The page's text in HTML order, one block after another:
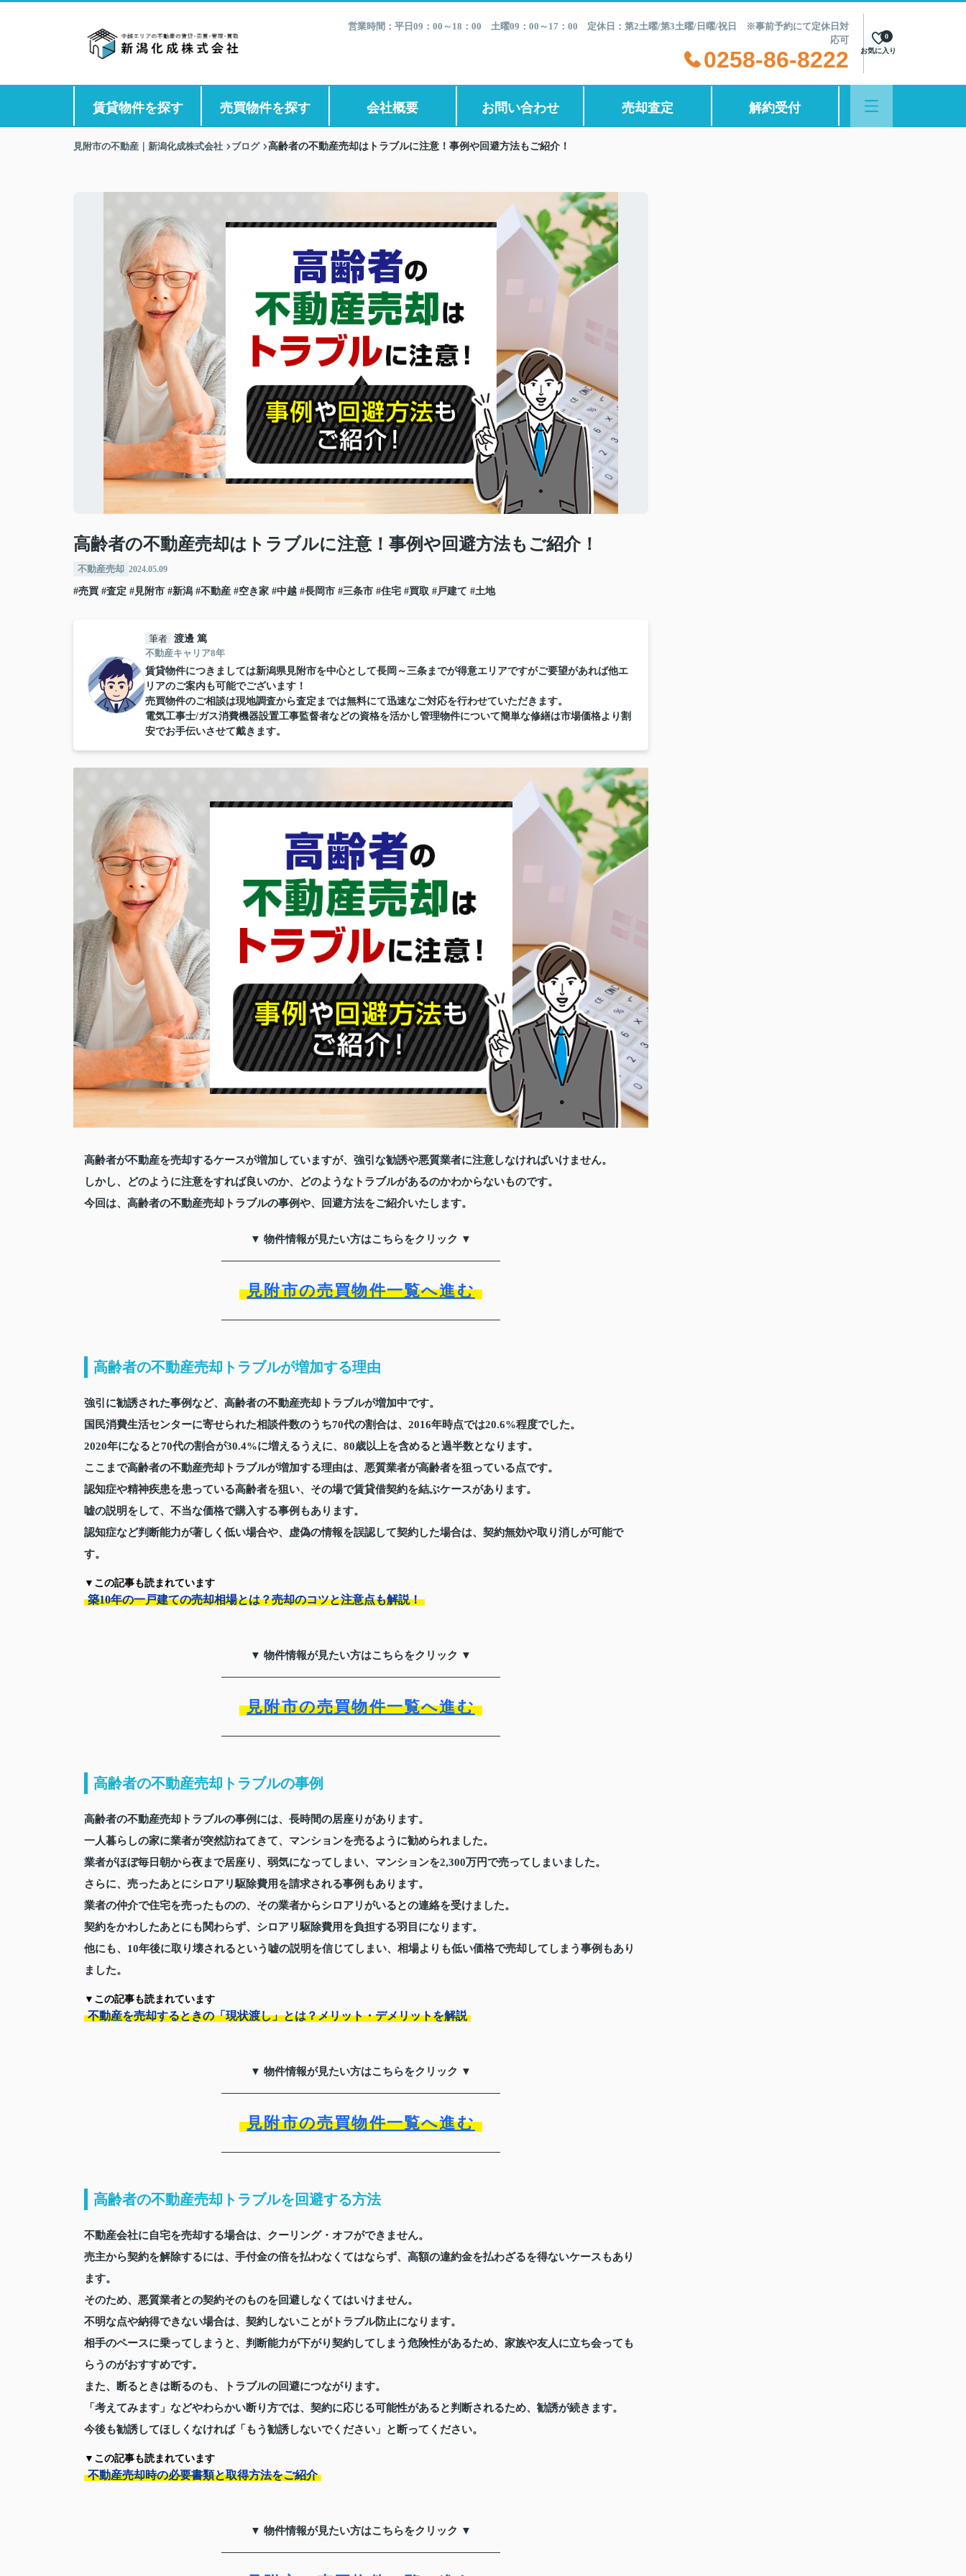
営業時間：平日09：00～18：00 土曜09：00～17：00 定休日：第2土曜/第3土曜/日曜/祝日 ※事前予約にて定休日対
応可
0258-86-8222 お気に入り
0
賃貸物件を探す 売買物件を探す 会社概要 お問い合わせ 売却査定 解約受付
見附市の不動産｜新潟化成株式会社 ブログ 高齢者の不動産売却はトラブルに注意！事例や回避方法もご紹介！
高齢者の不動産売却はトラブルに注意！事例や回避方法もご紹介！
不動産売却 2024.05.09
#売買 #査定 #見附市 #新潟 #不動産 #空き家 #中越 #長岡市 #三条市 #住宅 #買取 #戸建て #土地
筆者 渡邊 篤
不動産キャリア8年
賃貸物件につきましては新潟県見附市を中心として長岡～三条までが得意エリアですがご要望があれば他エ
リアのご案内も可能でございます！
売買物件のご相談は現地調査から査定までは無料にて迅速なご対応を行わせていただきます。
電気工事士/ガス消費機器設置工事監督者などの資格を活かし管理物件について簡単な修繕は市場価格より割
安でお手伝いさせて戴きます。
高齢者が不動産を売却するケースが増加していますが、強引な勧誘や悪質業者に注意しなければいけません。
しかし、どのように注意をすれば良いのか、どのようなトラブルがあるのかわからないものです。
今回は、高齢者の不動産売却トラブルの事例や、回避方法をご紹介いたします。
▼ 物件情報が見たい方はこちらをクリック ▼
見附市の売買物件一覧へ進む
高齢者の不動産売却トラブルが増加する理由
強引に勧誘された事例など、高齢者の不動産売却トラブルが増加中です。
国民消費生活センターに寄せられた相談件数のうち70代の割合は、2016年時点では20.6%程度でした。
2020年になると70代の割合が30.4%に増えるうえに、80歳以上を含めると過半数となります。
ここまで高齢者の不動産売却トラブルが増加する理由は、悪質業者が高齢者を狙っている点です。
認知症や精神疾患を患っている高齢者を狙い、その場で賃貸借契約を結ぶケースがあります。
嘘の説明をして、不当な価格で購入する事例もあります。
認知症など判断能力が著しく低い場合や、虚偽の情報を誤認して契約した場合は、契約無効や取り消しが可能で
す。
▼この記事も読まれています
築10年の一戸建ての売却相場とは？売却のコツと注意点も解説！
▼ 物件情報が見たい方はこちらをクリック ▼
見附市の売買物件一覧へ進む
高齢者の不動産売却トラブルの事例
高齢者の不動産売却トラブルの事例には、長時間の居座りがあります。
一人暮らしの家に業者が突然訪ねてきて、マンションを売るように勧められました。
業者がほぼ毎日朝から夜まで居座り、弱気になってしまい、マンションを2,300万円で売ってしまいました。
さらに、売ったあとにシロアリ駆除費用を請求される事例もあります。
業者の仲介で住宅を売ったものの、その業者からシロアリがいるとの連絡を受けました。
契約をかわしたあとにも関わらず、シロアリ駆除費用を負担する羽目になります。
他にも、10年後に取り壊されるという嘘の説明を信じてしまい、相場よりも低い価格で売却してしまう事例もあり
ました。
▼この記事も読まれています
不動産を売却するときの「現状渡し」とは？メリット・デメリットを解説
▼ 物件情報が見たい方はこちらをクリック ▼
見附市の売買物件一覧へ進む
高齢者の不動産売却トラブルを回避する方法
不動産会社に自宅を売却する場合は、クーリング・オフができません。
売主から契約を解除するには、手付金の倍を払わなくてはならず、高額の違約金を払わざるを得ないケースもあり
ます。
そのため、悪質業者との契約そのものを回避しなくてはいけません。
不明な点や納得できない場合は、契約しないことがトラブル防止になります。
相手のペースに乗ってしまうと、判断能力が下がり契約してしまう危険性があるため、家族や友人に立ち会っても
らうのがおすすめです。
また、断るときは断るのも、トラブルの回避につながります。
「考えてみます」などやわらかい断り方では、契約に応じる可能性があると判断されるため、勧誘が続きます。
今後も勧誘してほしくなければ「もう勧誘しないでください」と断ってください。
▼この記事も読まれています
不動産売却時の必要書類と取得方法をご紹介
▼ 物件情報が見たい方はこちらをクリック ▼